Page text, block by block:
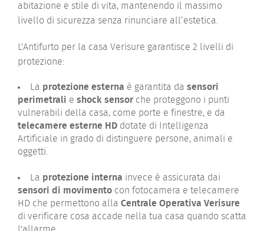
abitazione e stile di vita, mantenendo il massimo
livello di sicurezza senza rinunciare all’estetica.
L'Antifurto per la casa Verisure garantisce 2 livelli di
protezione:
La protezione esterna è garantita da sensori
perimetrali e shock sensor che proteggono i punti
vulnerabili della casa, come porte e finestre, e da
telecamere esterne HD dotate di Intelligenza
Artificiale in grado di distinguere persone, animali e
oggetti.
La protezione interna invece è assicurata dai
sensori di movimento con fotocamera e telecamere
HD che permettono alla Centrale Operativa Verisure
di verificare cosa accade nella tua casa quando scatta
l'allarme.